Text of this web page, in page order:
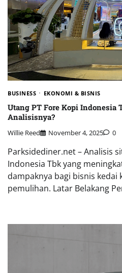
BUSINESS EKONOMI & BISNIS
Utang PT Fore Kopi Indonesia
Analisisnya?
Willie Reed November 4, 2025 0
Parksidediner.net – Analisis
Indonesia Tbk yang
dampaknya bagi bisnis kedai
pemulihan. Latar Belakang